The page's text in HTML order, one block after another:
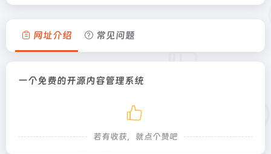
网址介绍 常见问题
一个免费的开源内容管理系统
若有收获，就点个赞吧